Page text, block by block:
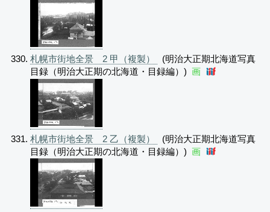
札幌市街地全景 2 甲（複製）
(明治大正期北海道写真
目録（明治大正期の北海道・目録編）) 画
札幌市街地全景 2 乙（複製）
(明治大正期北海道写真
目録（明治大正期の北海道・目録編）) 画